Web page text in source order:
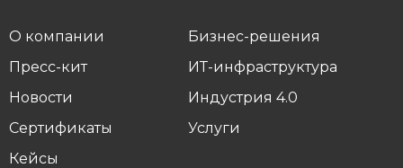
О компании
Пресс-кит
Новости
Сертификаты
Кейсы
Бизнес-решения
ИТ-инфраструктура
Индустрия 4.0
Услуги